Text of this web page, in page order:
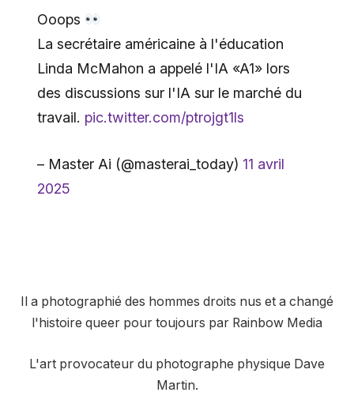
Ooops
La secrétaire américaine à l'éducation
Linda McMahon a appelé l'IA «A1» lors
des discussions sur l'IA sur le marché du
travail. pic.twitter.com/ptrojgt1ls
– Master Ai (@masterai_today) 11 avril
2025
Il a photographié des hommes droits nus et a changé
l'histoire queer pour toujours par Rainbow Media
L'art provocateur du photographe physique Dave
Martin.